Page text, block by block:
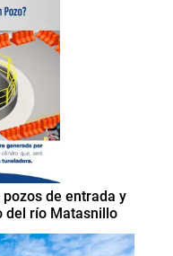
de entrada y
del río Matasnillo